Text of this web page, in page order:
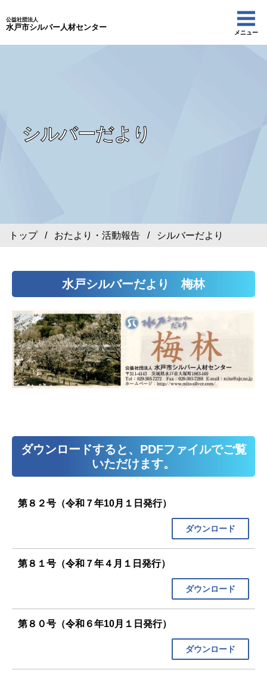
公益社団法人
水戸市シルバー人材センター
メニュー
シルバーだより
トップ/ おたより・活動報告 / シルバーだより
水戸シルバーだより 梅林
ダウンロードすると、PDFファイルでご覧
いただけます。
第８２号（令和７年10月１日発行）
ダウンロード
第８１号（令和７年４月１日発行）
ダウンロード
第８０号（令和６年10月１日発行）
ダウンロード